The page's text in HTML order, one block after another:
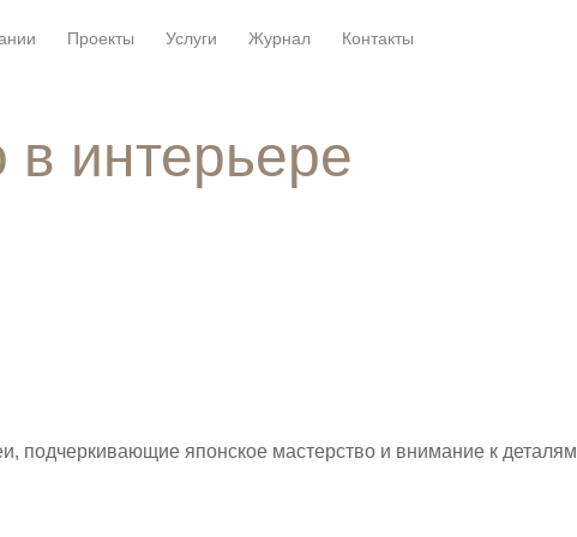
Проекты Услуги Журнал Контакты
интерьере
подчеркивающие японское мастерство и внимание к деталям